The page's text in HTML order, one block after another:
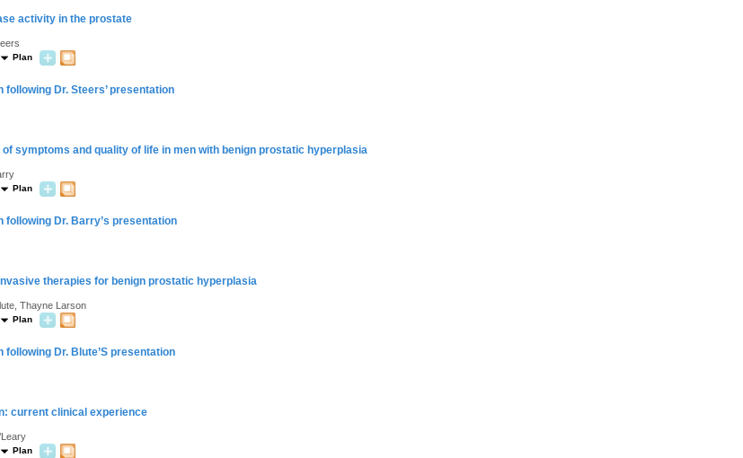
activity in the prostate
Plan
following Dr. Steers’ presentation
of symptoms and quality of life in men with benign prostatic hyperplasia
Plan
following Dr. Barry’s presentation
therapies for benign prostatic hyperplasia
Thayne Larson
Plan
following Dr. Blute’S presentation
current clinical experience
Plan